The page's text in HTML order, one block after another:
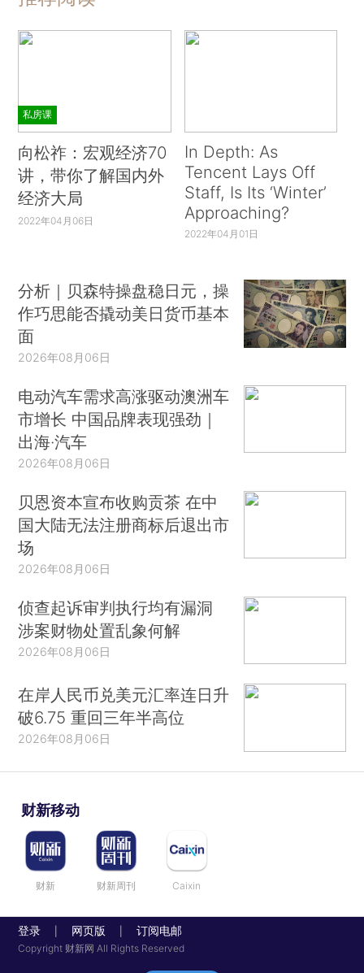
私房课
向松祚：宏观经济70
讲，带你了解国内外
经济大局
2022年04月06日
In Depth: As
Tencent Lays Off
Staff, Is Its ‘Winter’
Approaching?
2022年04月01日
分析｜贝森特操盘稳日元，操
作巧思能否撬动美日货币基本
面
2026年08月06日
电动汽车需求高涨驱动澳洲车
市增长 中国品牌表现强劲｜
出海·汽车
2026年08月06日
贝恩资本宣布收购贡茶 在中
国大陆无法注册商标后退出市
场
2026年08月06日
侦查起诉审判执行均有漏洞
涉案财物处置乱象何解
2026年08月06日
在岸人民币兑美元汇率连日升
破6.75 重回三年半高位
2026年08月06日
财新移动
财新 财新周刊 Caixin
登录 网页版 订阅电邮
Copyright 财新网 All Rights Reserved